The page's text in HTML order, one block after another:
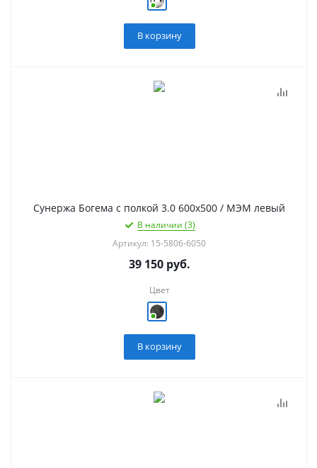
В корзину
Сунержа Богема с полкой 3.0 600х500 / МЭМ левый
В наличии (3)
Артикул: 15-5806-6050
39 150руб.
Цвет
В корзину